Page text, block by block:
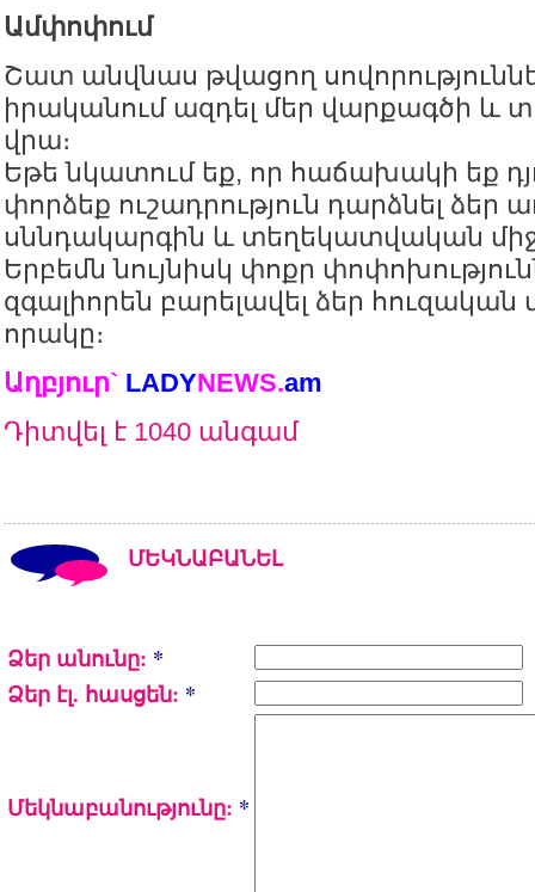
Ամփոփում
Շատ անվնաս թվացող
իրականում ազդել մեր վարքագծի և
վրա։
Եթե նկատում եք, որ հաճախակի եք
փորձեք ուշադրություն դարձնել ձեր
սննդակարգին և տեղեկատվական
Երբեմն նույնիսկ փոքր
զգալիորեն բարելավել ձեր հուզական
որակը։
Աղբյուր` LADYNEWS.am
Դիտվել է 1040 անգամ
ՄԵԿՆԱԲԱՆԵԼ
Ձեր անունը: *
Ձեր էլ. հասցեն: *
Մեկնաբանությունը: *